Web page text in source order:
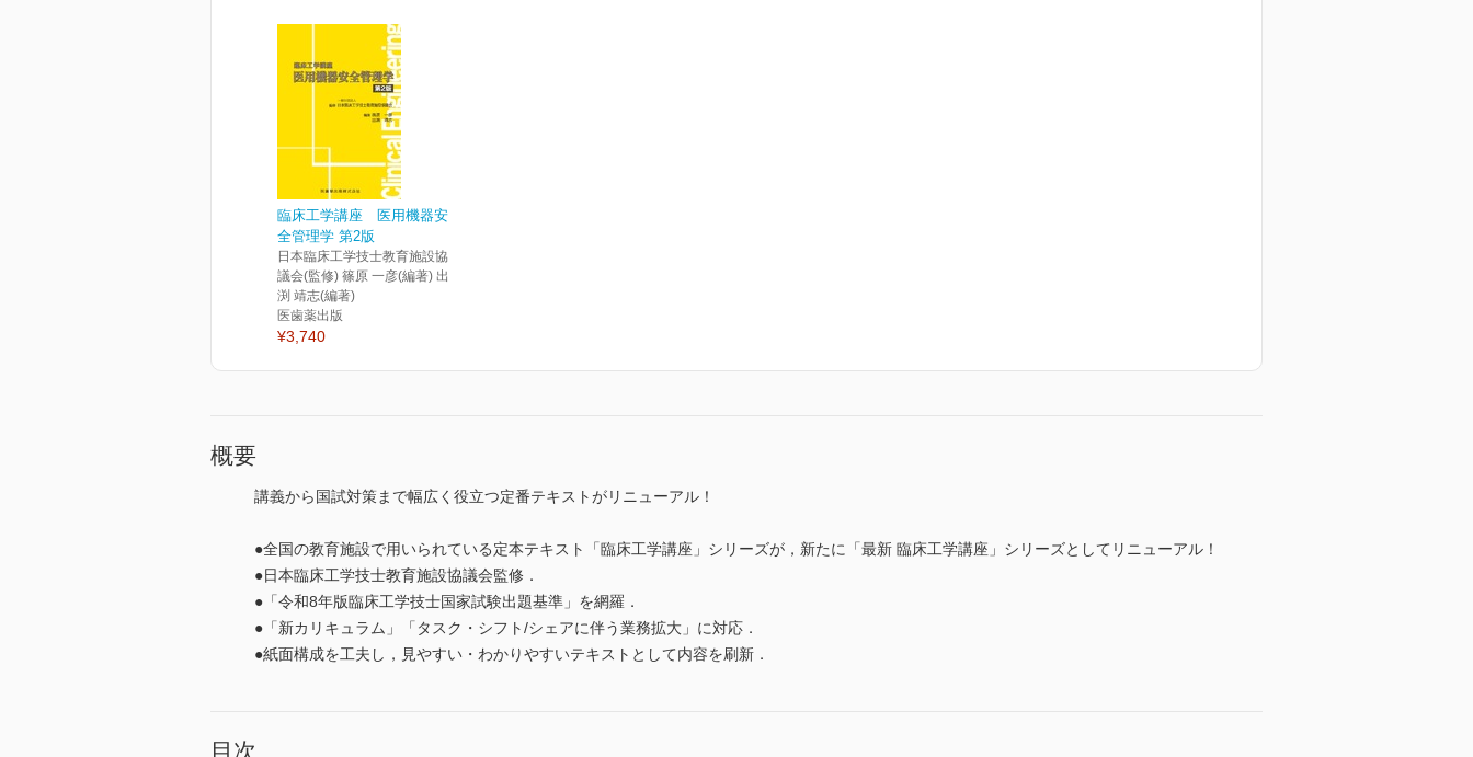
臨床工学講座 医用機器安
全管理学 第2版
日本臨床工学技士教育施設協
議会(監修) 篠原 一彦(編著) 出
渕 靖志(編著)
医歯薬出版
¥3,740
概要
講義から国試対策まで幅広く役立つ定番テキストがリニューアル！
●全国の教育施設で用いられている定本テキスト「臨床工学講座」シリーズが，新たに「最新 臨床工学講座」シリーズとしてリニューアル！
●日本臨床工学技士教育施設協議会監修．
●「令和8年版臨床工学技士国家試験出題基準」を網羅．
●「新カリキュラム」「タスク・シフト/シェアに伴う業務拡大」に対応．
●紙面構成を工夫し，見やすい・わかりやすいテキストとして内容を刷新．
目次